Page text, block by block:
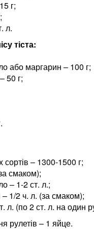
г;
л.
тіста:
або маргарин – 100 г;
50 г;
сортів – 1300-1500 г;
смаком);
– 1-2 ст. л.;
1/2 ч. л. (за смаком);
л. (по 2 ст. л. на один
рулетів – 1 яйце.